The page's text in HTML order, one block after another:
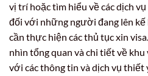
vị trí hoặc tìm hiểu về các dịch
đối với những người đang lên kế
cần thực hiện các thủ tục xin
nhìn tổng quan và chi tiết về
với các thông tin và dịch vụ thiết